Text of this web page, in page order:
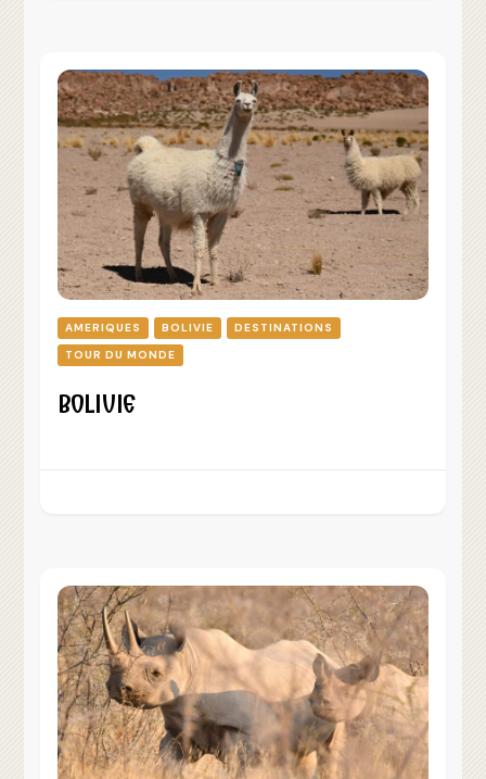
AMERIQUES BOLIVIE
DESTINATIONS
TOUR DU MONDE
BOLIVIE